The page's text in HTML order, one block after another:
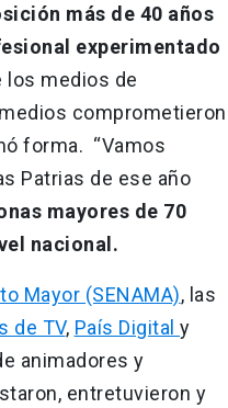
más de 40 años
experimentado
los medios de
comprometieron
forma. “Vamos
Patrias de ese año
mayores de 70
nacional.
Mayor (SENAMA), las
de TV, País Digital y
animadores y
entretuvieron y